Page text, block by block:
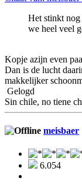
Het stinkt nog
we heel veel
Kopje azijn even
Dan is de lucht
makkelijker
Gelogd
Sin chile, no tiene
meisbaer
6.054